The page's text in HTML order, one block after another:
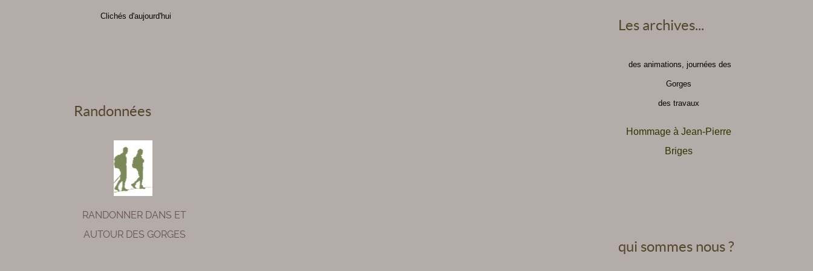
Clichés d'aujourd'hui
Randonnées
RANDONNER DANS ET
AUTOUR DES GORGES
Les archives...
des animations, journées des
Gorges
des travaux
Hommage à Jean-Pierre
Briges
qui sommes nous ?